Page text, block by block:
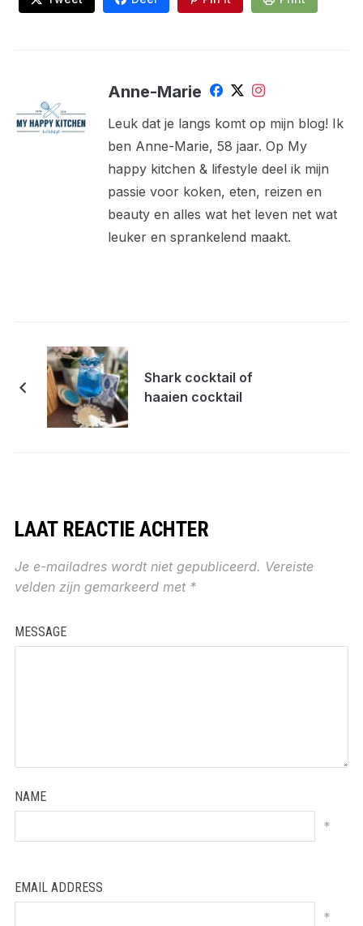
Anne-Marie
Leuk dat je langs komt op mijn blog! Ik
ben Anne-Marie, 58 jaar. Op My
happy kitchen & lifestyle deel ik mijn
passie voor koken, eten, reizen en
beauty en alles wat het leven net wat
leuker en sprankelend maakt.
Shark cocktail of
haaien cocktail
LAAT REACTIE ACHTER
Je e-mailadres wordt niet gepubliceerd. Vereiste
velden zijn gemarkeerd met *
MESSAGE
NAME
*
EMAIL ADDRESS
*